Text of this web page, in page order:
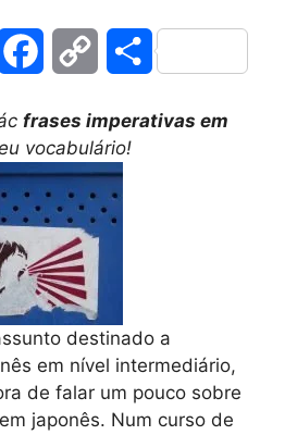
c
e
b
o
o
k
p
y
L
i
n
k
S
frases imperativas em
vocabulário!
destinado a
em nível intermediário,
de falar um pouco sobre
japonês. Num curso de